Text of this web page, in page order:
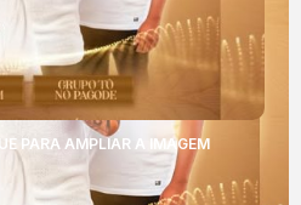
PARA AMPLIAR A IMAGEM